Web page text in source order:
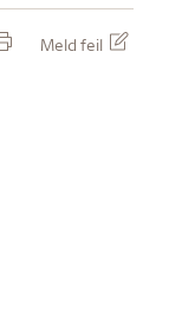
Meld feil